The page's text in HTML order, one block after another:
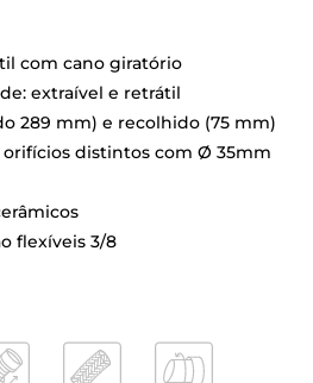
com cano giratório
extraível e retrátil
289 mm) e recolhido (75 mm)
orifícios distintos com Ø 35mm
flexíveis 3/8